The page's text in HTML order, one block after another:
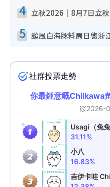
4
5